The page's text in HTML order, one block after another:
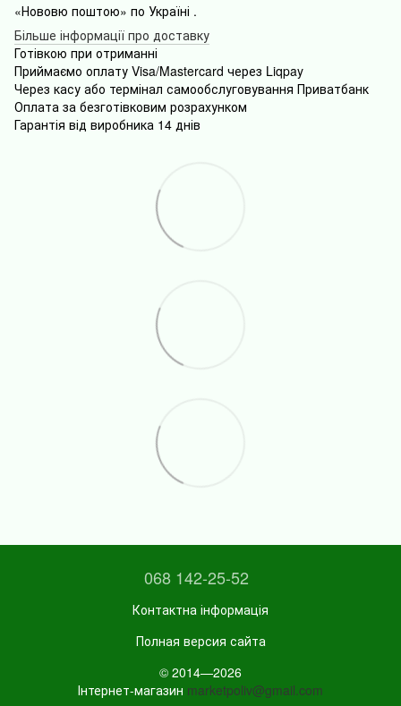
«Нововю поштою» по Україні .
Більше інформації про доставку
Готівкою при отриманні
Приймаємо оплату Visa/Mastercard через Liqpay
Через касу або термінал самообслуговування Приватбанк
Оплата за безготівковим розрахунком
Гарантія від виробника 14 днів
068 142-25-52
Контактна інформація
Полная версия сайта
© 2014—2026
Інтернет-магазин marketpoliv@gmail.com